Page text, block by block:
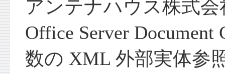
アンテナハウス株式
Office Server Document
数の XML 外部実体参